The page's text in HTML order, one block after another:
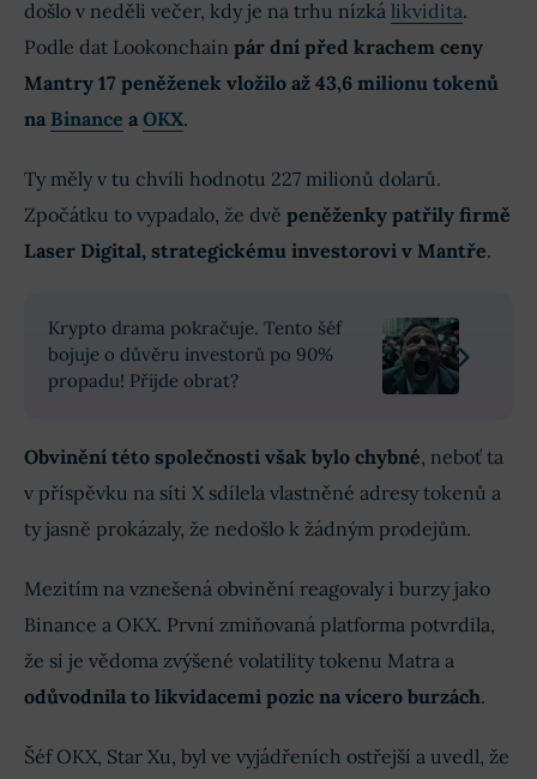
došlo v neděli večer, kdy je na trhu nízká likvidita.
Podle dat Lookonchain pár dní před krachem ceny
Mantry 17 peněženek vložilo až 43,6 milionu tokenů
na Binance a OKX.
Ty měly v tu chvíli hodnotu 227 milionů dolarů.
Zpočátku to vypadalo, že dvě peněženky patřily firmě
Laser Digital, strategickému investorovi v Mantře.
Krypto drama pokračuje. Tento šéf
bojuje o důvěru investorů po 90%
propadu! Přijde obrat?
Obvinění této společnosti však bylo chybné, neboť ta
v příspěvku na síti X sdílela vlastněné adresy tokenů a
ty jasně prokázaly, že nedošlo k žádným prodejům.
Mezitím na vznešená obvinění reagovaly i burzy jako
Binance a OKX. První zmiňovaná platforma potvrdila,
že si je vědoma zvýšené volatility tokenu Matra a
odůvodnila to likvidacemi pozic na vícero burzách.
Šéf OKX, Star Xu, byl ve vyjádřeních ostřejší a uvedl, že